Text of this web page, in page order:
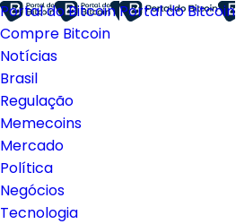
Portal do BitcoinPortal do Bitcoin
Compre Bitcoin
Notícias
Brasil
Regulação
Memecoins
Mercado
Política
Negócios
Tecnologia